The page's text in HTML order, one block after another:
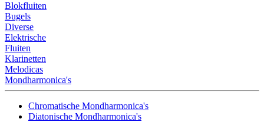
Blokfluiten
Bugels
Diverse
Elektrische
Fluiten
Klarinetten
Melodicas
Mondharmonica's
Chromatische Mondharmonica's
Diatonische Mondharmonica's